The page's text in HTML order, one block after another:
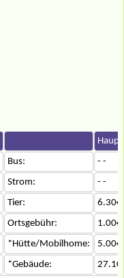
Bus:
- -
Strom:
- -
Tier:
Ortsgebühr:
*Hütte/Mobilhome:
*Gebäude: